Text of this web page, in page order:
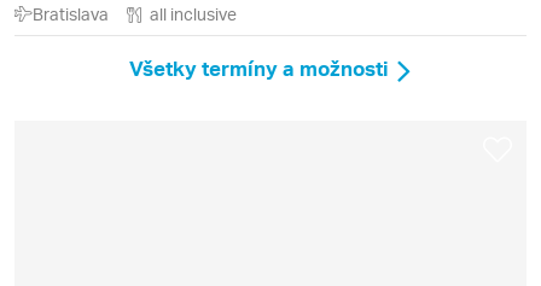
Bratislava all inclusive
Všetky termíny a možnosti